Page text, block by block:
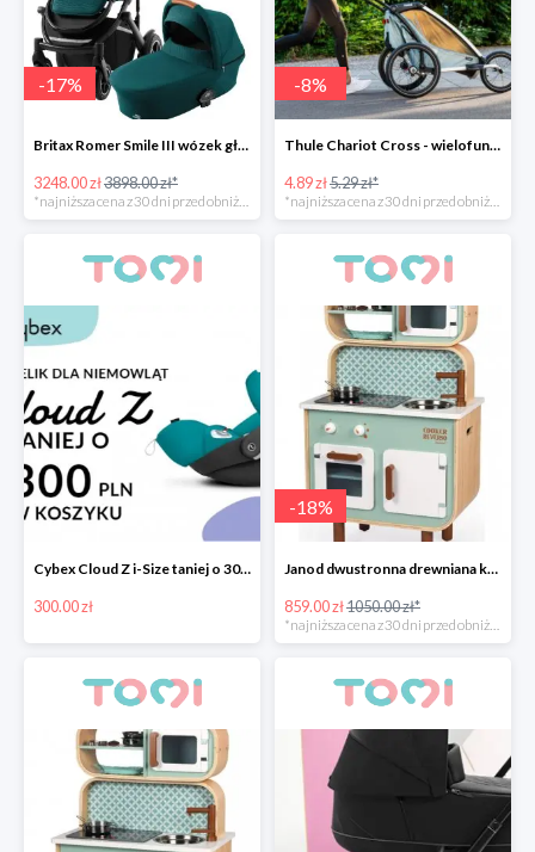
-17%
Britax Romer Smile III wózek głęboko-spacerowy
3248.00 zł3898.00 zł*
*najniższa cena z 30 dni przed obniżką
-8%
Thule Chariot Cross - wielofunkcyjna przyczepka sportowa
4.89 zł5.29 zł*
*najniższa cena z 30 dni przed obniżką
Cybex Cloud Z i-Size taniej o 300zł
300.00 zł
-18%
Janod dwustronna drewniana kuchnia z pralką 2w1
859.00 zł1050.00 zł*